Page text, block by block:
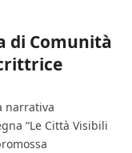
di Comunità
narrativa
“Le Città Visibili